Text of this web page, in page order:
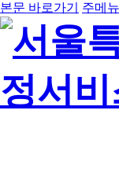
본문 바로가기 주메